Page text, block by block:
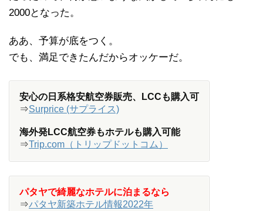
2000となった。
ああ、予算が底をつく。
でも、満足できたんだからオッケーだ。
安心の日系格安航空券販売、LCCも購入可
⇒Surprice (サプライス)
海外発LCC航空券もホテルも購入可能
⇒Trip.com（トリップドットコム）
パタヤで綺麗なホテルに泊まるなら
⇒パタヤ新築ホテル情報2022年